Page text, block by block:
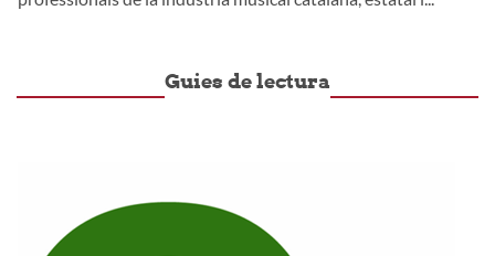
Guies de lectura